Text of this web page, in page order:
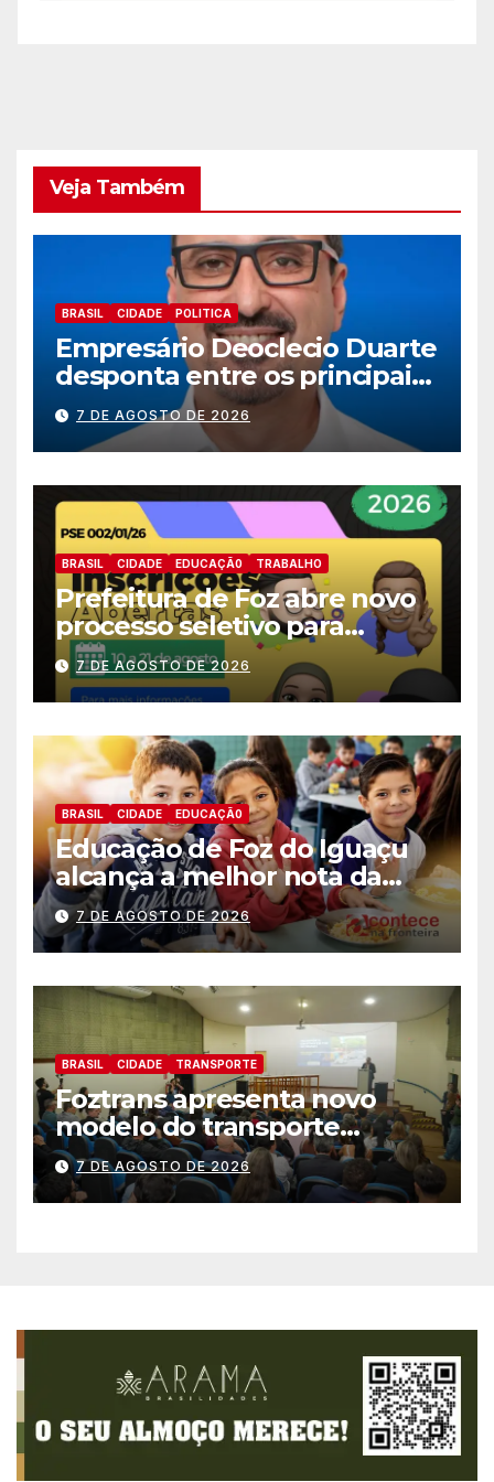
Veja Também
BRASIL CIDADE POLITICA
Empresário Deoclecio Duarte
desponta entre os principais
nomes do União Brasil para
deputado estadual
7 DE AGOSTO DE 2026
BRASIL CIDADE EDUCAÇÃ0 TRABALHO
Prefeitura de Foz abre novo
processo seletivo para
estagiários
7 DE AGOSTO DE 2026
BRASIL CIDADE EDUCAÇÃ0
Educação de Foz do Iguaçu
alcança a melhor nota da
história no IDEB
7 DE AGOSTO DE 2026
BRASIL CIDADE TRANSPORTE
Foztrans apresenta novo
modelo do transporte
coletivo em audiência
pública e avança para um
sistema mais moderno e
7 DE AGOSTO DE 2026